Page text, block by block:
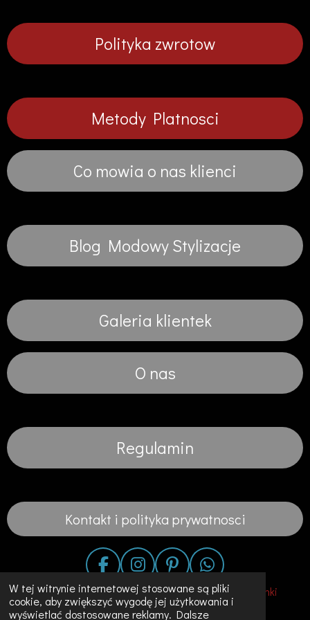
W tej witrynie internetowej stosowane są pliki
cookie, aby zwiększyć wygodę jej użytkowania i
wyświetlać dostosowane reklamy. Dalsze
Polityka zwrotow
Metody Platnosci
Co mowia o nas klienci
Blog Modowy Stylizacje
Galeria klientek
O nas
Regulamin
Kontakt i polityka prywatnosci
F
a
c
I
n
s
P
i
n
W
h
a
© 2020 - 2023 Fashion in the City-Suknie Slubne Sukienki
Unikalne Ubrania w Holandii